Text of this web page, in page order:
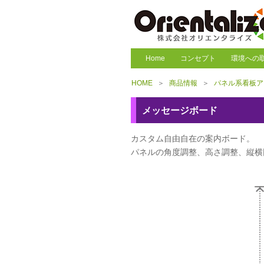
Home コンセプト 環境への
HOME ＞ 商品情報 ＞ パネル系看板
メッセージボード
カスタム自由自在の案内ボード。
パネルの角度調整、高さ調整、縦